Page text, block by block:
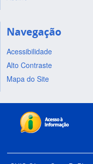
Navegação
Acessibilidade
Alto Contraste
Mapa do Site